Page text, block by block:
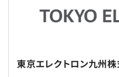
本社／合志事業所：熊本県合
勤務地最寄駅：豊肥本線／原
※学士卒は基本給：275,800
東京エレクトロン九州